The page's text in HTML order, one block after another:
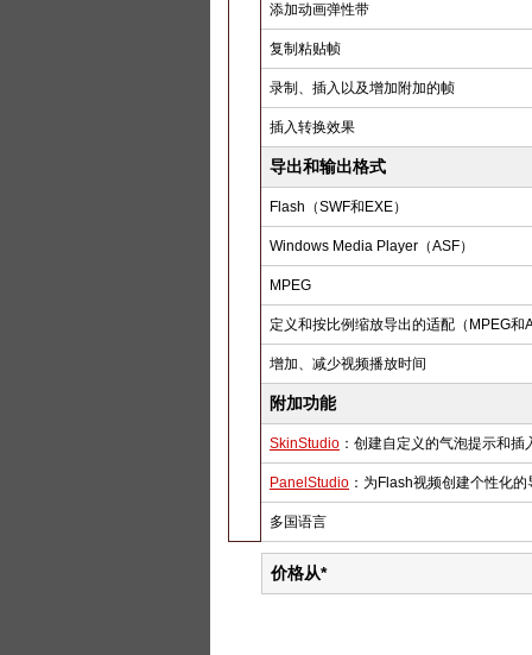
添加动画弹性带
复制粘贴帧
录制、插入以及增加附加的帧
插入转换效果
导出和输出格式
Flash（SWF和EXE）
Windows Media Player（ASF）
MPEG
定义和按比例缩放导出的适配（MPEG和
增加、减少视频播放时间
附加功能
SkinStudio ：创建自定义的气泡提示和插
PanelStudio ：为Flash视频创建个性化的
多国语言
价格从*